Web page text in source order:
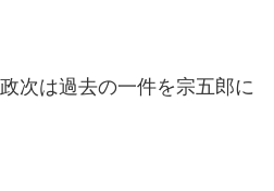
次は過去の一件を宗五郎に